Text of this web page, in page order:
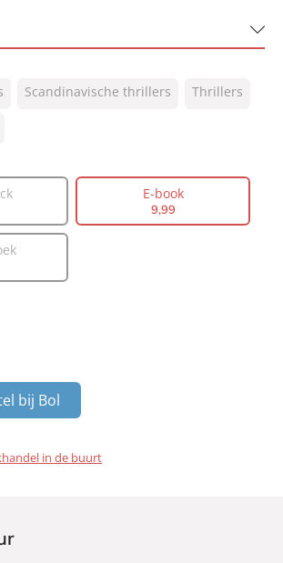
305
Corry van Bree
544
01-10-2018
Scandinavische thrillers
Thrillers
E-book
9,99
bij Bol
in de buurt